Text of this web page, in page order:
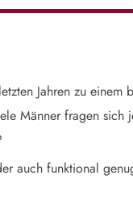
Jahren zu einem
Männer fragen
auch funktional